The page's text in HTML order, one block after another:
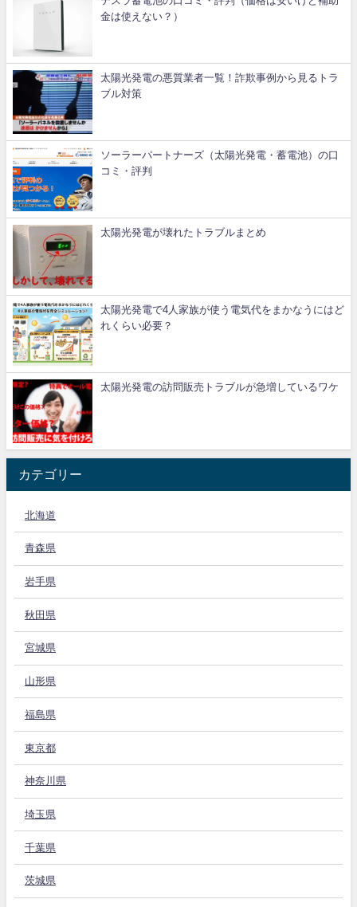
金は使えない？）
太陽光発電の悪質業者一覧！詐欺事例から見るトラ
ブル対策
ソーラーパートナーズ（太陽光発電・蓄電池）の口
コミ・評判
太陽光発電が壊れたトラブルまとめ
太陽光発電で4人家族が使う電気代をまかなうにはど
れくらい必要？
太陽光発電の訪問販売トラブルが急増しているワケ
カテゴリー
北海道
青森県
岩手県
秋田県
宮城県
山形県
福島県
東京都
神奈川県
埼玉県
千葉県
茨城県